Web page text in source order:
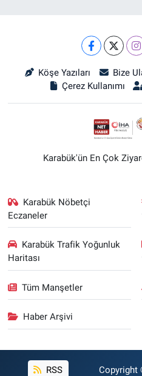
Köşe Yazıları Bize
Çerez Kullanımı
Karabük'ün En Çok
Karabük Nöbetçi
Eczaneler
Karabük Trafik Yoğunluk
Haritası
Tüm Manşetler
Haber Arşivi
RSS Copyright